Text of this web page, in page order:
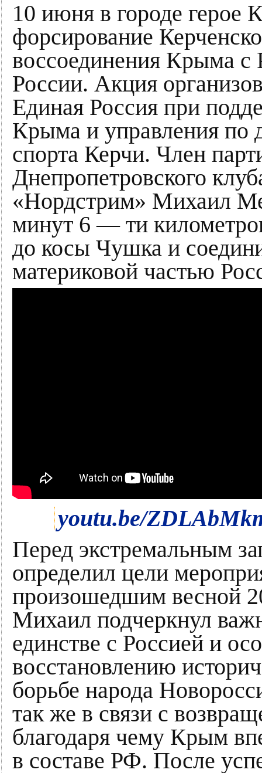
10 июня в городе герое
форсирование
воссоединения Крыма с
России. Акция
Единая Россия при
Крыма и управления по
спорта Керчи. Член
Днепропетровского
«Нордстрим» Михаил
минут 6 — ти
до косы Чушка и
материковой частью
youtu.be/
Перед экстремальным
определил цели
произошедшим весной
Михаил подчеркнул
единстве с Россией и
восстановлению
борьбе народа
так же в связи с
благодаря чему Крым
в составе РФ. После